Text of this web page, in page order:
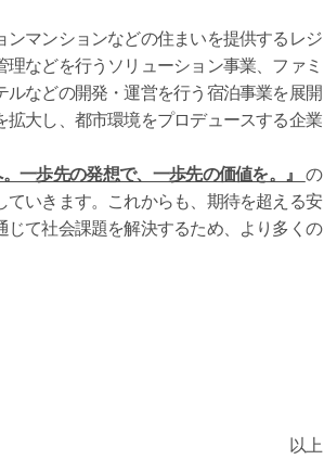
マンションなどの住まいを提供するレジ
などを行うソリューション事業、ファミ
などの開発・運営を行う宿泊事業を展開
大し、都市環境をプロデュースする企業
⼀歩先の発想で、⼀歩先の価値を。』 の
いきます。これからも、期待を超える安
て社会課題を解決するため、より多くの
以上